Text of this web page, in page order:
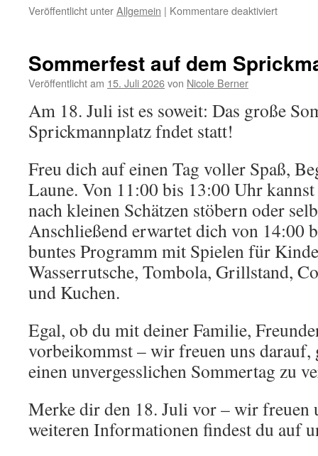
Veröffentlicht unterAllgemein | Kommentare deaktiviertfür
Juli
Sommerfest auf dem
Veröffentlicht am 15. Juli 2026von Nicole Berner
Am 18. Juli ist es soweit: Das große
Sprickmannplatz fndet statt!
Freu dich auf einen Tag voller Spaß,
Laune. Von 11:00 bis 13:00 Uhr
nach kleinen Schätzen stöbern oder
Anschließend erwartet dich von 14:00
buntes Programm mit Spielen für
Wasserrutsche, Tombola, Grillstand,
und Kuchen.
Egal, ob du mit deiner Familie,
vorbeikommst – wir freuen uns darauf,
einen unvergesslichen Sommertag zu
Merke dir den 18. Juli vor – wir freuen
weiteren Informationen findest du auf